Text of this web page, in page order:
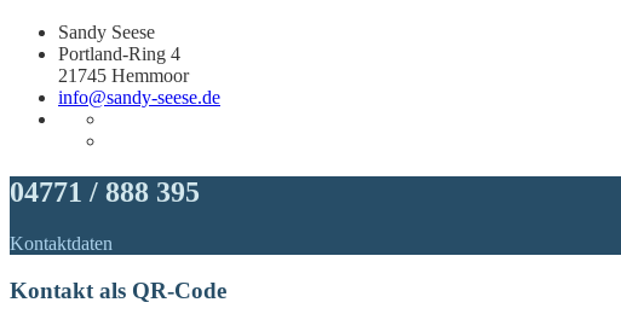
Sandy Seese
Portland-Ring 4
21745 Hemmoor
info@sandy-seese.de
04771 / 888 395
Kontaktdaten
Kontakt als QR-Code